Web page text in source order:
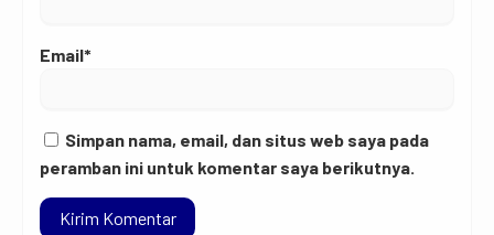
Email*
Simpan nama, email, dan situs web saya pada
peramban ini untuk komentar saya berikutnya.